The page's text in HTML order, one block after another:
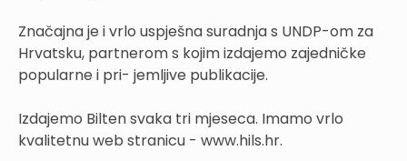
Značajna je i vrlo uspješna suradnja s UNDP-om za
Hrvatsku, partnerom s kojim izdajemo zajedničke
popularne i pri- jemljive publikacije.
Izdajemo Bilten svaka tri mjeseca. Imamo vrlo
kvalitetnu web stranicu - www.hils.hr.